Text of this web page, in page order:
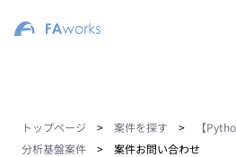
トップページ > 案件を探す >
【
分析基盤案件
> 案件お問い合わせ